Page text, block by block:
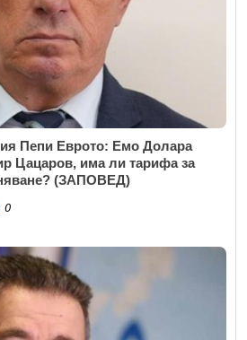
Пепи Еврото: Емо Долара
Цацаров, има ли тарифа за
(ЗАПОВЕД)
0